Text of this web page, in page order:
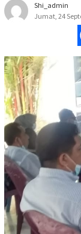
Shi_admin
Jumat, 24